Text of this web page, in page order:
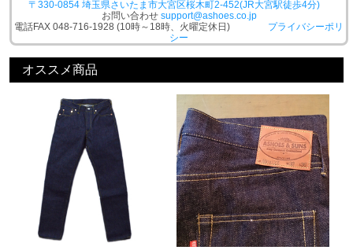
〒330-0854 埼玉県さいたま市大宮区桜木町2-452(JR大宮駅徒歩4分)
お問い合わせ support@ashoes.co.jp
電話FAX 048-716-1928 (10時～18時、火曜定休日) プライバシーポリ
シー
オススメ商品